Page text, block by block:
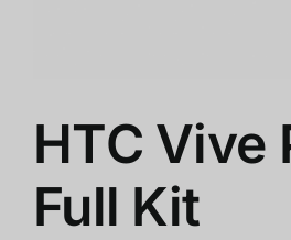
HTC Vive
Full Kit